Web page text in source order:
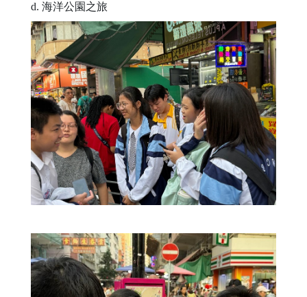
d. 海洋公園之旅